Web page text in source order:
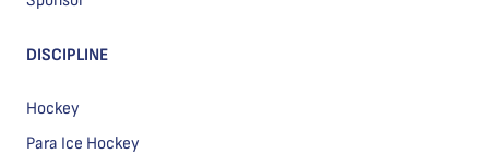
DISCIPLINE
Hockey
Para Ice Hockey